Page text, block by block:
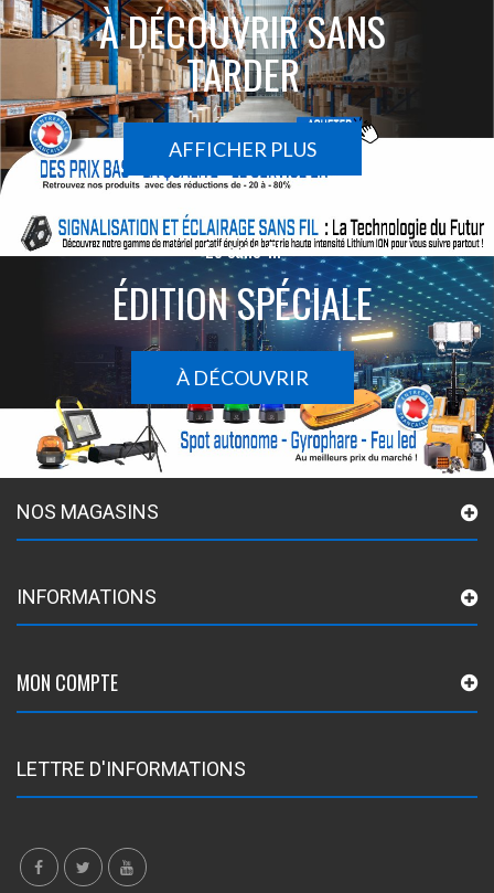
À DÉCOUVRIR SANS
TARDER
AFFICHER PLUS
Le sans-fil
ÉDITION SPÉCIALE
À DÉCOUVRIR
NOS MAGASINS
INFORMATIONS
MON COMPTE
LETTRE D'INFORMATIONS